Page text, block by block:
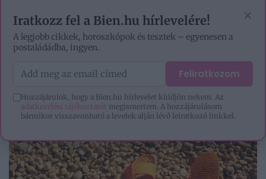
×
Iratkozz fel a Bien.hu hírlevelére!
A legjobb cikkek, horoszkópok és tesztek – egyenesen a
postaládádba, ingyen.
Feliratkozom
Hozzájárulok, hogy a Bien.hu hírlevelet küldjön nekem. Az
adatkezelési tájékoztatót megismertem. A hozzájárulásom
bármikor visszavonható a levelek alján lévő leiratkozó linkkel.